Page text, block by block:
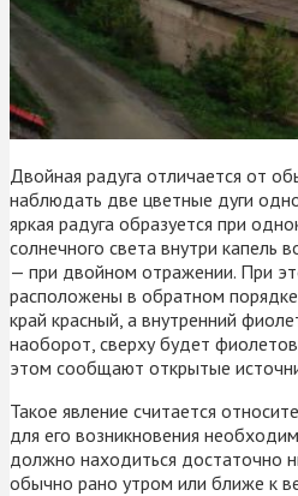
Двойная радуга отличается от
наблюдать две цветные дуги
яркая радуга образуется при
солнечного света внутри капель
— при двойном отражении. При
расположены в обратном
край красный, а внутренний
наоборот, сверху будет
этом сообщают открытые
Такое явление считается
для его возникновения
должно находиться достаточно
обычно рано утром или ближе к